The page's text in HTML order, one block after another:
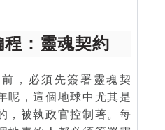
：靈魂契約
，必須先簽署靈魂契
呢，這個地球中尤其是
，被執政官控制著。每